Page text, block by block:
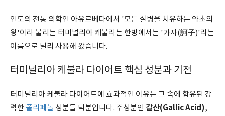
인도의 전통 의학인 아유르베다에서 '모든 질병을 치유하는 약초의
왕'이라 불리는 터미널리아 케불라는 한방에서는 '가자(訶子)'라는
이름으로 널리 사용해 왔습니다.
터미널리아 케불라 다이어트 핵심 성분과 기전
터미널리아 케불라 다이어트에 효과적인 이유는 그 속에 함유된 강
력한폴리페놀 성분들 덕분입니다. 주성분인 갈산(Gallic Acid),